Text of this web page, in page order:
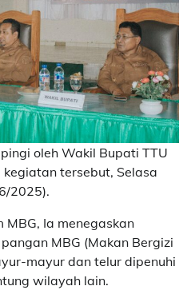
oleh Wakil Bupati TTU
tersebut, Selasa
2025).
MBG, Ia menegaskan
MBG (Makan Bergizi
mayur dan telur dipenuhi
wilayah lain.